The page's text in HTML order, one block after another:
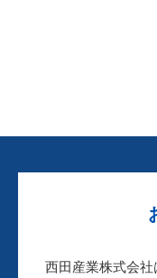
西田産業株式会